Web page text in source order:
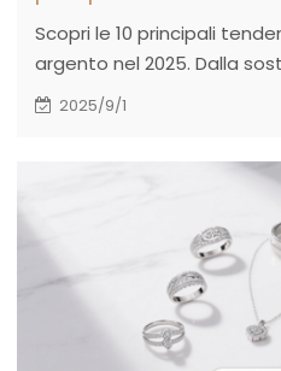
Scopri le 10 principali
argento nel 2025. Dalla
Generazione Z, scopri
2025/9/1